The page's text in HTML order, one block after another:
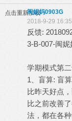
点击重新加载闽妮妈0903G
2018-9-29
反馈:
3-B-007-闽妮
学期模式第
1、盲算: 盲
比昨天好点
比之前改善
法，都在各